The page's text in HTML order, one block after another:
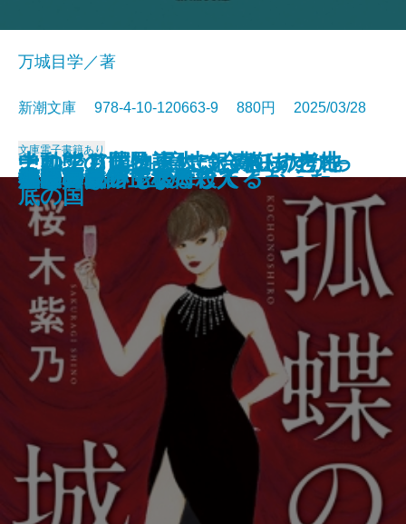
河を渡って木立の中へ
逃げろ逃げろ逃げろ！
灼熱の魂
銃を持つ花嫁
このクリニックはつぶれます！─
医療コンサル高柴一香の診断─
光の犬
中動態の世界─意志と責任の考古
学─
東大なんか入らなきゃよかった
それでも僕は東大に合格したかっ
た─偏差値35からの大逆転─
あの子とQ
万城目学／著
新潮文庫 978-4-10-120663-9 880円 2025/03/28
文庫電子書籍あり
孤蝶の城
春のこわいもの
アマチュア
ナルニア国物語4 銀のいすと地
底の国
母親になって後悔してる
族長の秋
美澄真白の正なる殺人
小暮写眞館〔上〕
小暮写眞館〔下〕
沈むフランシス